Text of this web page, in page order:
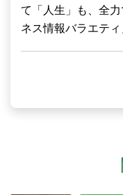
て「人生」も、全
ネス情報バラエティ